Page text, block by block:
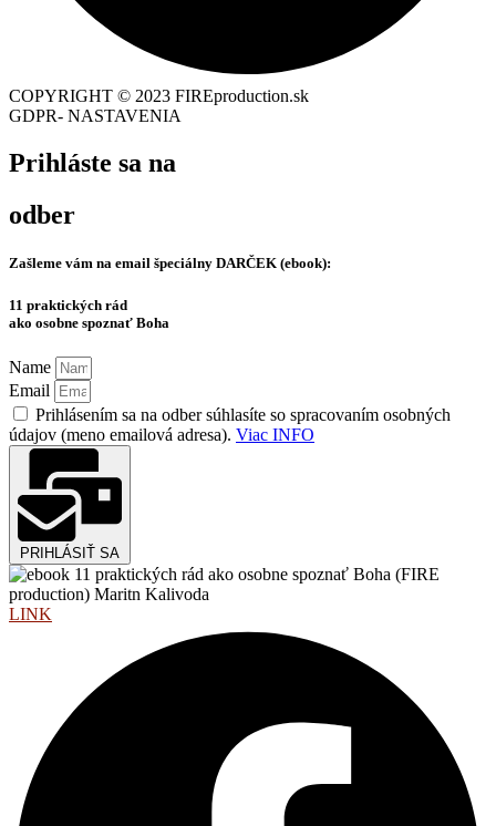
COPYRIGHT © 2023 FIREproduction.sk
GDPR- NASTAVENIA
Prihláste sa na
odber
Zašleme vám na email špeciálny DARČEK (ebook):
11 praktických rád
ako osobne spoznať Boha
Name
Email
Prihlásením sa na odber súhlasíte so spracovaním osobných
údajov (meno emailová adresa). Viac INFO
PRIHLÁSIŤ SA
LINK